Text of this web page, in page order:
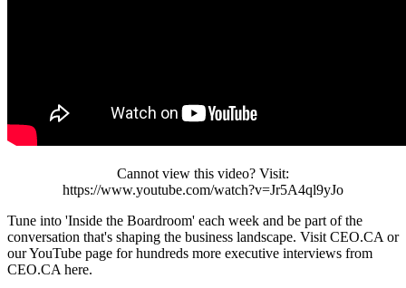
Cannot view this video? Visit:
https://www.youtube.com/watch?v=Jr5A4ql9yJo
Tune into 'Inside the Boardroom' each week and be part of the
conversation that's shaping the business landscape. Visit CEO.CA or
our YouTube page for hundreds more executive interviews from
CEO.CA here.